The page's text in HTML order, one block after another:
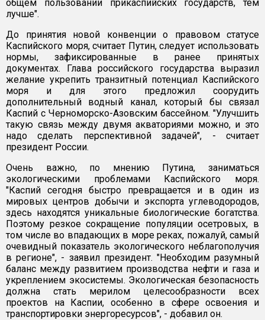
общем пользовании прикаспийских государств, тем
лучше".
До принятия новой конвенции о правовом статусе
Каспийского моря, считает Путин, следует использовать
нормы, зафиксированные в ранее принятых
документах. Глава российского государства выразил
желание укрепить транзитный потенциал Каспийского
моря и для этого предложил соорудить
дополнительный водный канал, который бы связал
Каспий с Черноморско-Азовским бассейном. "Улучшить
такую связь между двумя акваториями можно, и это
надо сделать перспективной задачей", - считает
президент России.
Очень важно, по мнению Путина, заниматься
экологическими проблемами Каспийского моря.
"Каспий сегодня быстро превращается и в один из
мировых центров добычи и экспорта углеводородов,
здесь находятся уникальные биологические богатства.
Поэтому резкое сокращение популяции осетровых, в
том числе во впадающих в море реках, пожалуй, самый
очевидный показатель экологического неблагополучия
в регионе", - заявил президент. "Необходим разумный
баланс между развитием производства нефти и газа и
укреплением экосистемы. Экологическая безопасность
должна стать мерилом целесообразности всех
проектов на Каспии, особенно в сфере освоения и
транспортировки энергоресурсов", - добавил он.